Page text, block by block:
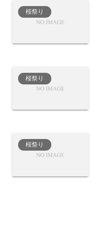
桜祭り
桜祭り
桜祭り